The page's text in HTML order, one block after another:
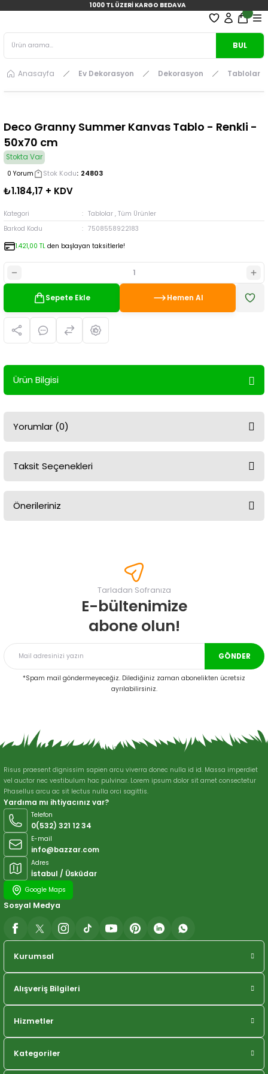
1000 TL ÜZERİ KARGO BEDAVA
BUL
Anasayfa Ev Dekorasyon Dekorasyon Tablolar
Deco Granny Summer Kanvas Tablo - Renkli -
50x70 cm
Stokta Var
0 Yorum Stok Kodu 24803
₺1.184,17 + KDV
Kategori Tablolar , Tüm Ürünler
Barkod Kodu
7508558922183
1.421,00 TL den başlayan taksitlerle!
Sepete Ekle Hemen Al
Ürün Bilgisi
Yorumlar (0)
Taksit Seçenekleri
Önerileriniz
Görüş ve önerileriniz için teşekkür ederiz.
Ürün resmi kalitesiz, bozuk veya görüntülenemiyor.
Ürün bilgilerinde hatalar bulunuyor.
Bu ürüne benzer farklı alternatifler olmalı.
Gönder
Tarladan Sofranıza
E-bültenimize
abone olun!
GÖNDER
*Spam mail göndermeyeceğiz. Dilediğiniz zaman abonelikten ücretsiz
ayrılabilirsiniz.
Risus praesent dignissim sapien arcu viverra donec nulla id id. Massa imperdiet
vel auctor nec vestibulum hac pulvinar. Lorem ipsum dolor sit amet consectetur
Phasellus arcu ac sit lectus nulla orci sagittis.
Yardıma mı ihtiyacınız var?
Telefon
0(532) 321 12 34
E-mail
info@bazzar.com
Adres
İstabul / Üsküdar
Google Maps
Kurumsal
Alışveriş Bilgileri
Hizmetler
Kategoriler
Sosyal Medya